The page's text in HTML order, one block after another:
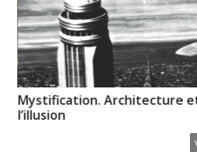
Mystification. Architecture
l’illusion